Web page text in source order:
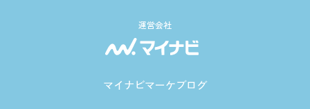
運営会社
マイナビマーケブログ